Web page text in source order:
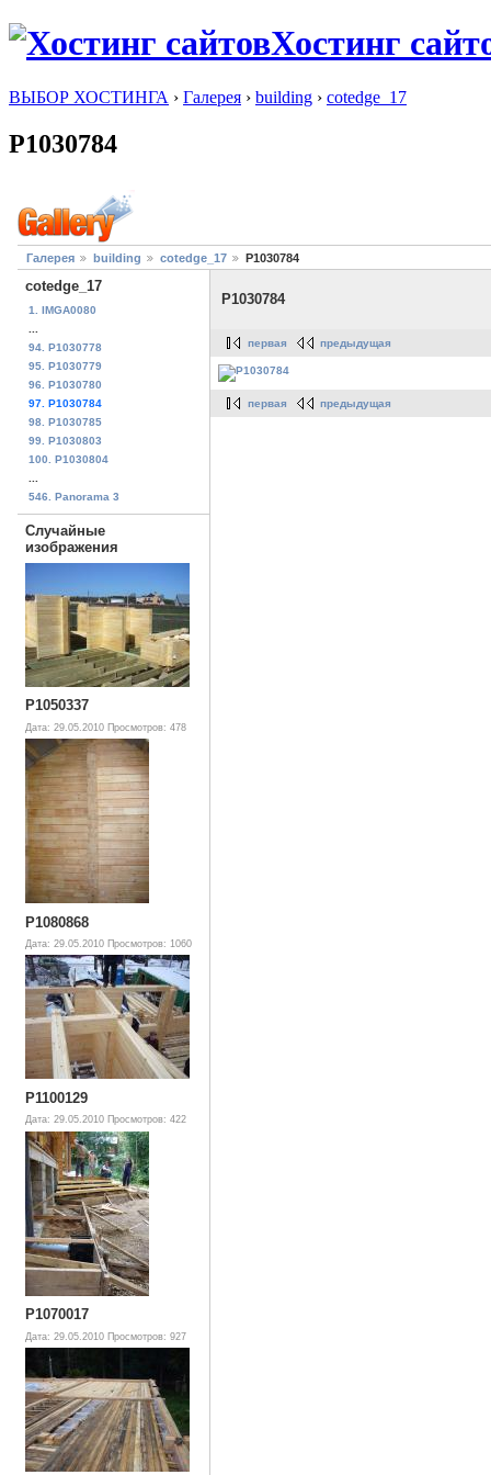
Хостинг
ВЫБОР ХОСТИНГА › Галерея › building › cotedge_17
P1030784
Галерея building cotedge_17 P1030784
cotedge_17
1. IMGA0080
...
94. P1030778
95. P1030779
96. P1030780
97. P1030784
98. P1030785
99. P1030803
100. P1030804
...
546. Panorama 3
Случайные
изображения
P1050337
Дата: 29.05.2010 Просмотров: 478
P1080868
Дата: 29.05.2010 Просмотров: 1060
P1100129
Дата: 29.05.2010 Просмотров: 422
P1070017
Дата: 29.05.2010 Просмотров: 927
P1030784
первая предыдущая
первая предыдущая